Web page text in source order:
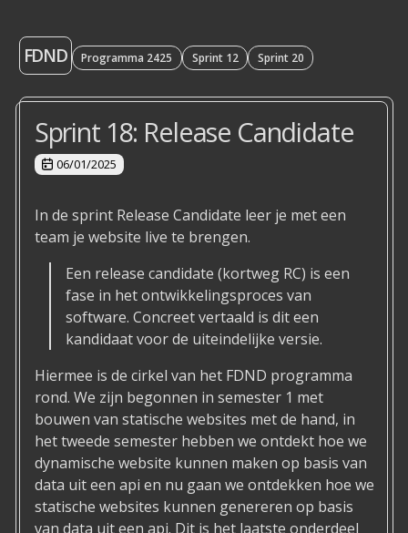
FDND Programma 2425 Sprint 12 Sprint 20
Sprint 18: Release Candidate
06/01/2025
In de sprint Release Candidate leer je met een
team je website live te brengen.
Een release candidate (kortweg RC) is een
fase in het ontwikkelingsproces van
software. Concreet vertaald is dit een
kandidaat voor de uiteindelijke versie.
Hiermee is de cirkel van het FDND programma
rond. We zijn begonnen in semester 1 met
bouwen van statische websites met de hand, in
het tweede semester hebben we ontdekt hoe we
dynamische website kunnen maken op basis van
data uit een api en nu gaan we ontdekken hoe we
statische websites kunnen genereren op basis
van data uit een api. Dit is het laatste onderdeel